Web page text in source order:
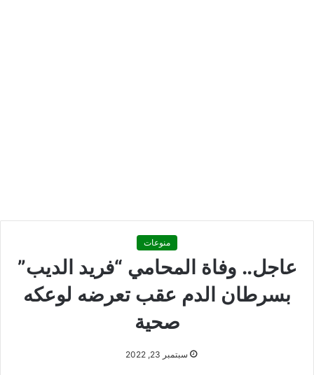
منوعات
عاجل.. وفاة المحامي “فريد الديب”
بسرطان الدم عقب تعرضه لوعكه
صحية
سبتمبر 23, 2022